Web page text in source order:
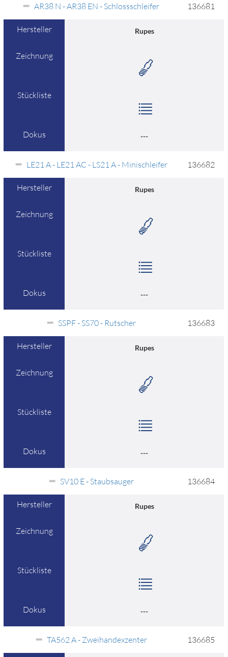
AR38 N - AR38 EN - Schlossschleifer 136681
Hersteller Rupes
Zeichnung
Stückliste
Dokus ---
LE21 A - LE21 AC - LS21 A - Minischleifer 136682
Hersteller Rupes
Zeichnung
Stückliste
Dokus ---
SSPF - SS70 - Rutscher 136683
Hersteller Rupes
Zeichnung
Stückliste
Dokus ---
SV10 E - Staubsauger 136684
Hersteller Rupes
Zeichnung
Stückliste
Dokus ---
TA562 A - Zweihandexzenter 136685